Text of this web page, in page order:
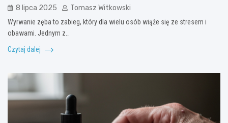
8 lipca 2025 Tomasz Witkowski
Wyrwanie zęba to zabieg, który dla wielu osób wiąże się ze stresem i
obawami. Jednym z…
Czytaj dalej